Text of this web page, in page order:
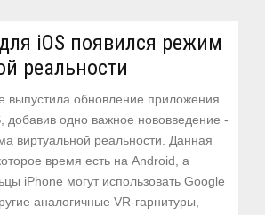
iOS появился режим
реальности
выпустила обновление приложения
добавив одно важное нововведение -
виртуальной реальности. Данная
время есть на Android, а
iPhone могут использовать Google
аналогичные VR-гарнитуры,